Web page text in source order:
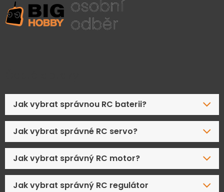
Jak vybrat správnou RC baterii?
Jak vybrat správné RC servo?
Jak vybrat správný RC motor?
Jak vybrat správný RC regulátor